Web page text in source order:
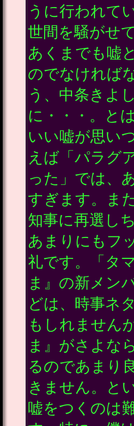
うに行われて
世間を騒がせ
あくまでも嘘
のでなければ
う、中条きよ
に・・・。と
いい嘘が思い
えば「パラグ
った」では、
すぎます。ま
知事に再選し
あまりにもフ
礼です。「タ
ま』の新メン
どは、時事ネ
もしれません
ま』がさよな
るのであまり
きません。と
嘘をつくのは